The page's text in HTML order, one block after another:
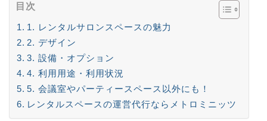
目次
1. レンタルサロンスペースの魅力
2. デザイン
3. 設備・オプション
4. 利用用途・利用状況
5. 会議室やパーティースペース以外にも！
レンタルスペースの運営代行ならメトロミニッツ